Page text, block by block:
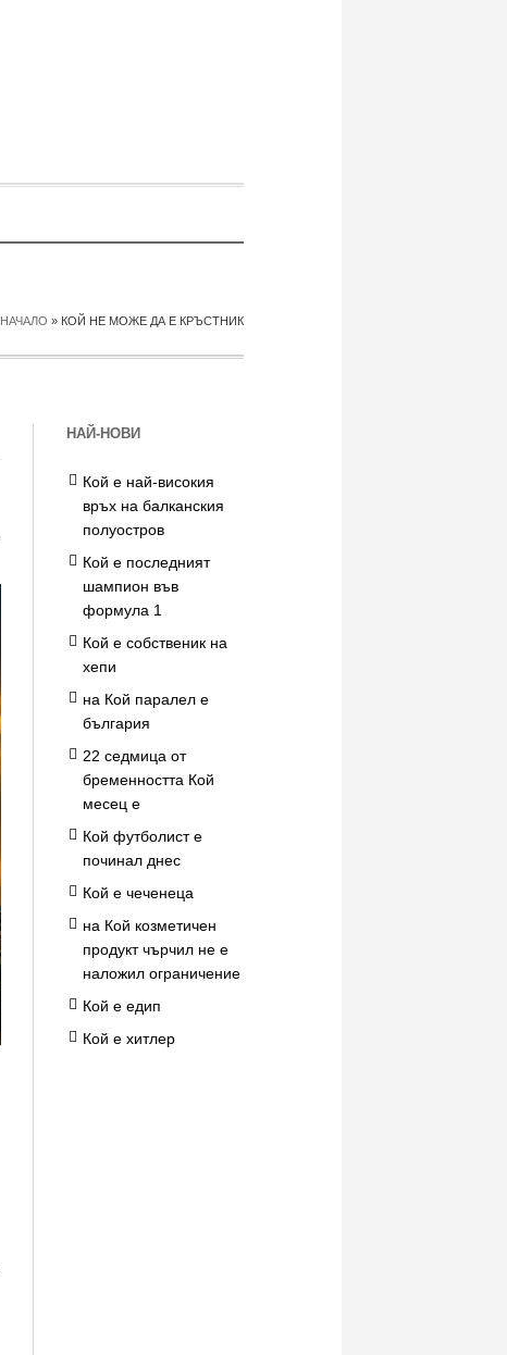
НАЧАЛО » КОЙ НЕ МОЖЕ ДА Е КРЪСТНИК
НАЙ-НОВИ
Кой е най-високия
връх на балканския
полуостров
Кой е последният
шампион във
формула 1
Кой е собственик на
хепи
на Кой паралел е
българия
22 седмица от
бременността Кой
месец е
Кой футболист е
починал днес
Кой е чеченеца
на Кой козметичен
продукт чърчил не е
наложил ограничение
Кой е едип
Кой е хитлер